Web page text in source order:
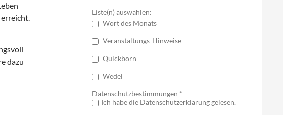
dazu
Liste(n) auswählen:
Wort des Monats
Veranstaltungs-Hinweise
Quickborn
Wedel
Datenschutzbestimmungen *
Ich habe die Datenschutzerklärung gelesen.